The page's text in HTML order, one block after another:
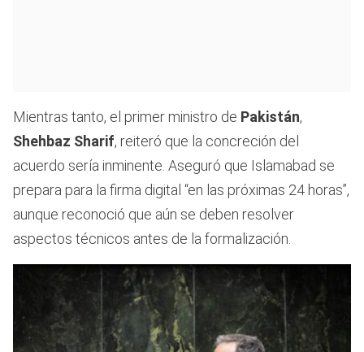
Mientras tanto, el primer ministro de Pakistán,
Shehbaz Sharif, reiteró que la concreción del
acuerdo sería inminente. Aseguró que Islamabad se
prepara para la firma digital “en las próximas 24 horas”,
aunque reconoció que aún se deben resolver
aspectos técnicos antes de la formalización.